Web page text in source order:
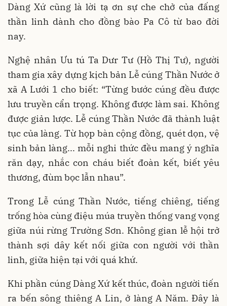
Dàng Xứ cũng là lời tạ ơn sự che chở của đấng
thần linh dành cho đồng bào Pa Cô từ bao đời
nay.
Nghệ nhân Ưu tú Ta Dưr Tư (Hồ Thị Tư), người
tham gia xây dựng kịch bản Lễ cúng Thần Nước ở
xã A Lưới 1 cho biết: “Từng bước cúng đều được
lưu truyền cẩn trọng. Không được làm sai. Không
được giản lược. Lễ cúng Thần Nước đã thành luật
tục của làng. Từ họp bàn cộng đồng, quét dọn, vệ
sinh bản làng... mỗi nghi thức đều mang ý nghĩa
răn dạy, nhắc con cháu biết đoàn kết, biết yêu
thương, đùm bọc lẫn nhau”.
Trong Lễ cúng Thần Nước, tiếng chiêng, tiếng
trống hòa cùng điệu múa truyền thống vang vọng
giữa núi rừng Trường Sơn. Không gian lễ hội trở
thành sợi dây kết nối giữa con người với thần
linh, giữa hiện tại với quá khứ.
Khi phần cúng Dàng Xứ kết thúc, đoàn người tiến
ra bến sông thiêng A Lin, ở làng A Năm. Đây là